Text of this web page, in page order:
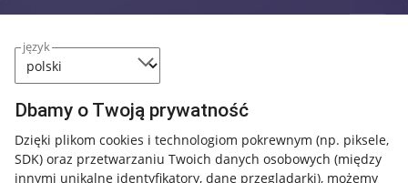
język
Dbamy o Twoją prywatność
Dzięki plikom cookies i technologiom pokrewnym (np. piksele,
SDK) oraz przetwarzaniu Twoich danych osobowych (między
innymi unikalne identyfikatory, dane przeglądarki), możemy